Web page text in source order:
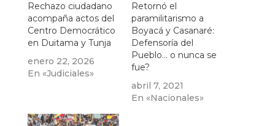
Rechazo ciudadano
acompaña actos del
Centro Democrático
en Duitama y Tunja
enero 22, 2026
En «Judiciales»
Retornó el
paramilitarismo a
Boyacá y Casanaré:
Defensoría del
Pueblo… o nunca se
fue?
abril 7, 2021
En «Nacionales»